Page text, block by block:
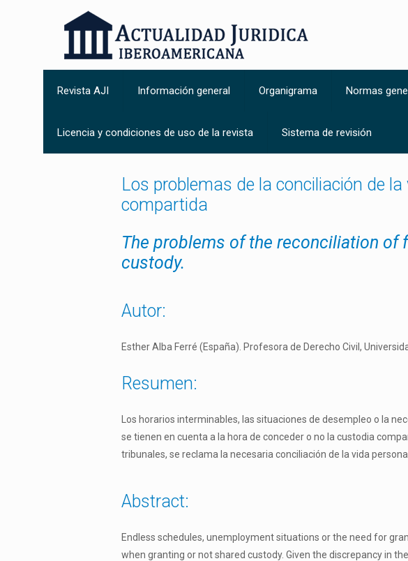
Revista AJI Información general Organigrama Normas
Licencia y condiciones de uso de la revista Sistema de revisión
Los problemas de la conciliación de
compartida
The problems of the reconciliation of
custody.
Autor:
Esther Alba Ferré (España). Profesora de Derecho Civil,
Resumen:
Los horarios interminables, las situaciones de desempleo o la
se tienen en cuenta a la hora de conceder o no la custodia
tribunales, se reclama la necesaria conciliación de la vida
Abstract:
Endless schedules, unemployment situations or the need for
when granting or not shared custody. Given the discrepancy in